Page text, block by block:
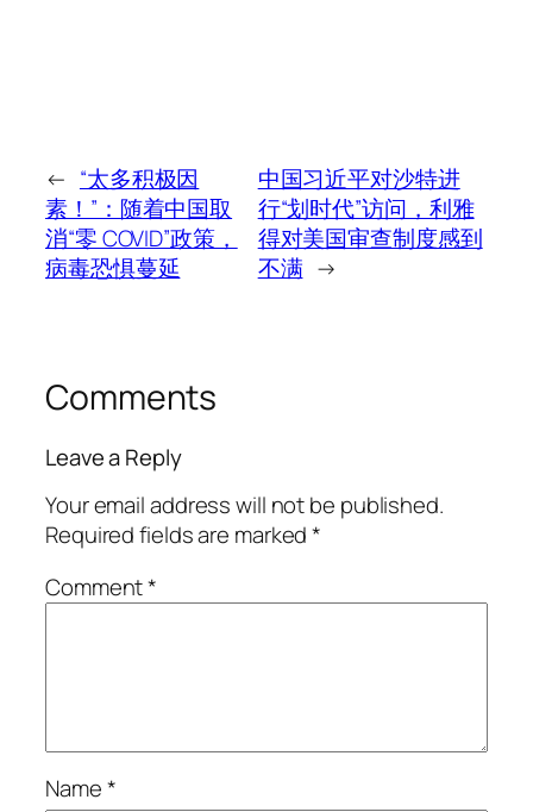
← “太多积极因
素！”：随着中国取
消“零 COVID”政策，
病毒恐惧蔓延
中国习近平对沙特进
行“划时代”访问，利雅
得对美国审查制度感到
不满 →
Comments
Leave a Reply
Your email address will not be published.
Required fields are marked*
Comment*
Name*